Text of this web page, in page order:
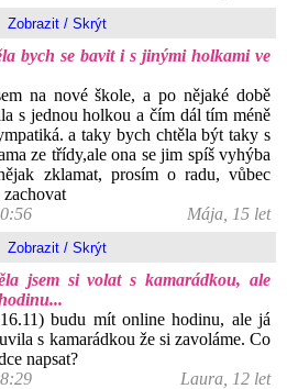
bych se bavit i s jinými holkami ve
na nové škole, a po nějaké době
s jednou holkou a čím dál tím méně
a taky bych chtěla být taky s
ze třídy,ale ona se jim spíš vyhýba
zklamat, prosím o radu, vůbec
Mája, 15 let
jsem si volat s kamarádkou, ale
budu mít online hodinu, ale já
s kamarádkou že si zavoláme. Co
napsat?
Laura, 12 let